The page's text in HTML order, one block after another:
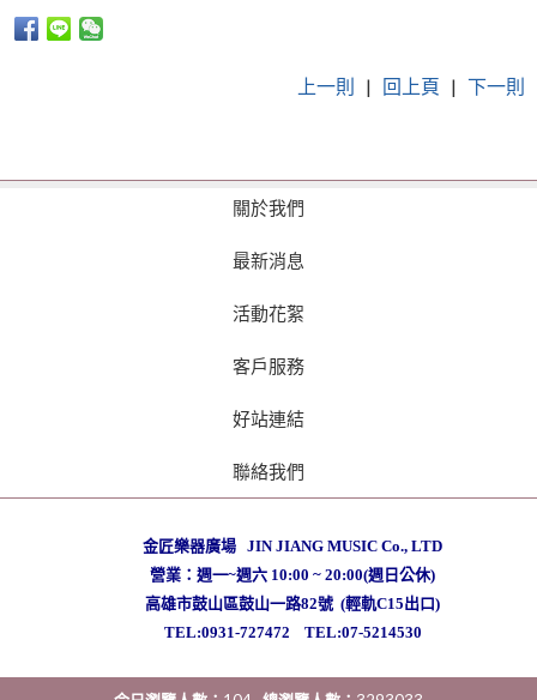
上一則 | 回上頁 | 下一則
關於我們
最新消息
活動花絮
客戶服務
好站連結
聯絡我們
金匠樂器廣場 JIN JIANG MUSIC Co., LTD
營業：週一~週六 10:00 ~ 20:00(週日公休)
高雄市鼓山區鼓山一路82號 (輕軌C15出口)
TEL:0931-727472
TEL:07-5214530